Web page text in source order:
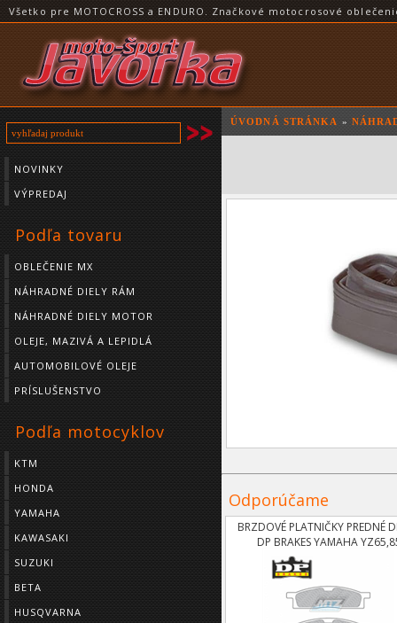
Všetko pre MOTOCROSS a ENDURO. Značkové motocrosové
NOVINKY
VÝPREDAJ
Podľa tovaru
OBLEČENIE MX
NÁHRADNÉ DIELY RÁM
NÁHRADNÉ DIELY MOTOR
OLEJE, MAZIVÁ A LEPIDLÁ
AUTOMOBILOVÉ OLEJE
PRÍSLUŠENSTVO
Podľa motocyklov
KTM
HONDA
YAMAHA
KAWASAKI
SUZUKI
BETA
HUSQVARNA
ÚVODNÁ STRÁNKA »
Odporúčame
BRZDOVÉ PLATNIČKY PREDNÉ
DP BRAKES YAMAHA